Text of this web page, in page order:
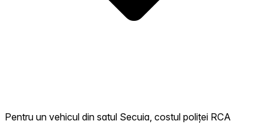
Pentru un vehicul din satul Secuia, costul poliței RCA